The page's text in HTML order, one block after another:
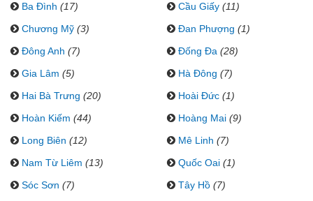
Ba Đình (17) Cầu Giấy (11)
Chương Mỹ (3) Đan Phượng (1)
Đông Anh (7) Đống Đa (28)
Gia Lâm (5) Hà Đông (7)
Hai Bà Trưng (20) Hoài Đức (1)
Hoàn Kiếm (44) Hoàng Mai (9)
Long Biên (12) Mê Linh (7)
Nam Từ Liêm (13) Quốc Oai (1)
Sóc Sơn (7) Tây Hồ (7)